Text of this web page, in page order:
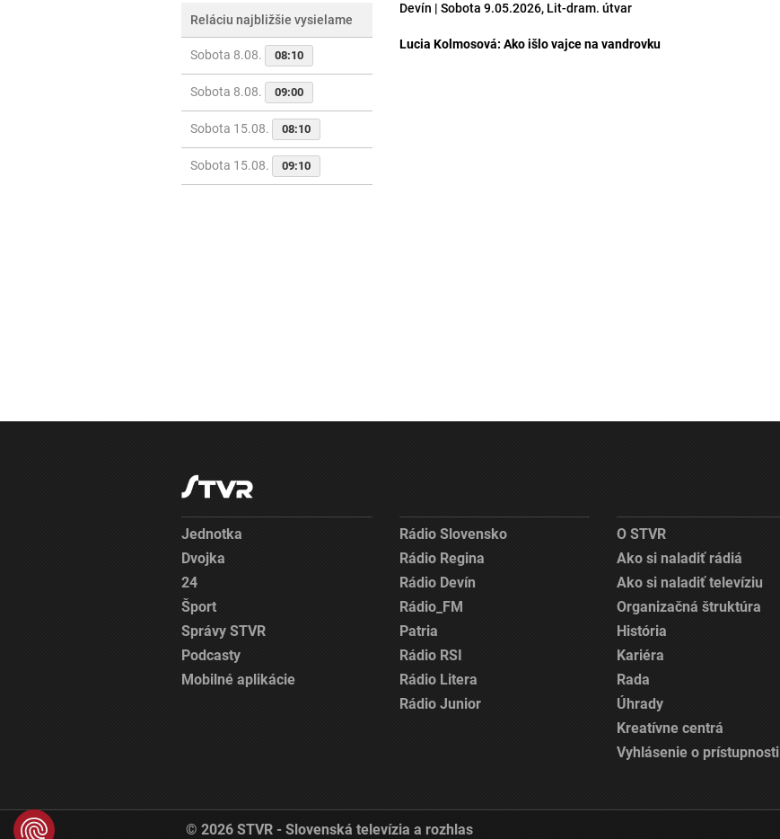
Reláciu najbližšie vysielame
Sobota 8.08. 08:10
Sobota 8.08. 09:00
Sobota 15.08. 08:10
Sobota 15.08. 09:10
Devín | Sobota 9.05.2026, Lit-dram. útvar
Lucia Kolmosová: Ako išlo vajce na vandrovku
Jednotka
Dvojka
24
Šport
Správy STVR
Podcasty
Mobilné aplikácie
Rádio Slovensko
Rádio Regina
Rádio Devín
Rádio_FM
Patria
Rádio RSI
Rádio Litera
Rádio Junior
O STVR
Ako si naladiť rádiá
Ako si naladiť televíziu
Organizačná štruktúra
História
Kariéra
Rada
Úhrady
Kreatívne centrá
Vyhlásenie o prístupnosti
© 2026 STVR - Slovenská televízia a rozhlas